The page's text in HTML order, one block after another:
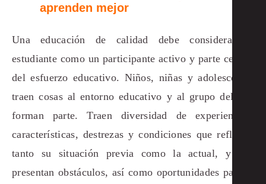
aprenden mejor
Una educación de calidad debe considerar al
estudiante como un participante activo y parte central
del esfuerzo educativo. Niños, niñas y adolescentes
traen cosas al entorno educativo y al grupo del que
forman parte. Traen diversidad de experiencias,
características, destrezas y condiciones que reflejan,
tanto su situación previa como la actual, y que
presentan obstáculos, así como oportunidades para la